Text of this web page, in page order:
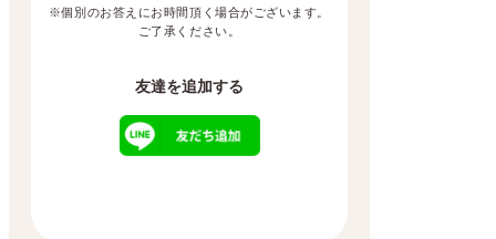
※個別のお答えにお時間頂く場合がございます。
ご了承ください。
友達を追加する